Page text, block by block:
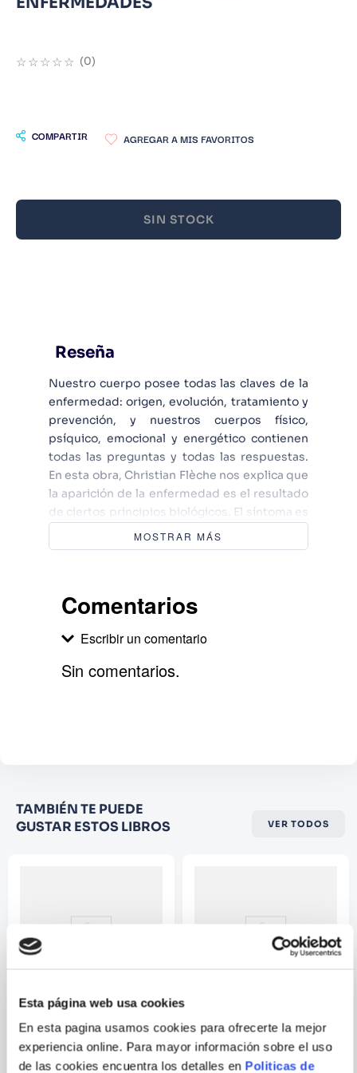
Esta página web usa cookies
En esta pagina usamos cookies para ofrecerte la mejor
experiencia online. Para mayor información sobre el uso
de las cookies encuentra los detalles en Politicas de
☆☆☆☆☆ (0)
COMPARTIR
SIN STOCK
Reseña
Nuestro cuerpo posee todas las claves de la
enfermedad: origen, evolución, tratamiento y
prevención, y nuestros cuerpos físico,
psíquico, emocional y energético contienen
todas las preguntas y todas las respuestas.
En esta obra, Christian Flèche nos explica que
la aparición de la enfermedad es el resultado
de ciertos principios biológicos. El síntoma es
la reacción de adaptación a un
acontecimiento no integral que se enquista
logramos conocerlo, el enemigo puede
Este manual práctico nos desvela el
enfermedades, ordenado por órganos del
extraordinaria reflexiónue nos ayudará a
comprender mejor los mecanismos de la
MOSTRAR MÁS
Comentarios
Escribir un comentario
Califique el producto de 1 a 5
estrellas
Correo electrónico
Escribir comentario
Sin comentarios.
TAMBIÉN TE PUEDE
GUSTAR ESTOS LIBROS
VER TODOS
GEMMA MORALES
PLAN ANTICANCER
ISIS TIJARO
NUESTRAS REGLAS